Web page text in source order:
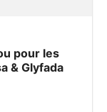
pour les
& Glyfada